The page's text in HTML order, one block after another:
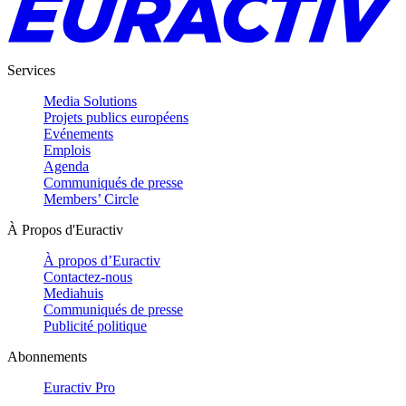
Services
Media Solutions
Projets publics européens
Evénements
Emplois
Agenda
Communiqués de presse
Members’ Circle
À Propos d'Euractiv
À propos d’Euractiv
Contactez-nous
Mediahuis
Communiqués de presse
Publicité politique
Abonnements
Euractiv Pro